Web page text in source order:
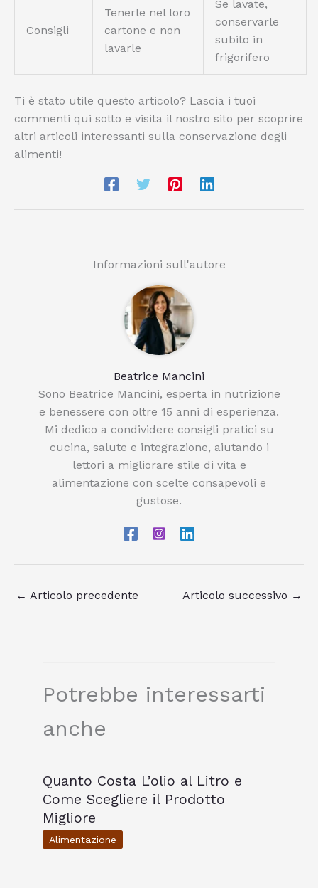
Consigli
Tenerle nel loro
cartone e non
lavarle
Se lavate,
conservarle
subito in
frigorifero
Ti è stato utile questo articolo? Lascia i tuoi
commenti qui sotto e visita il nostro sito per scoprire
altri articoli interessanti sulla conservazione degli
alimenti!
Informazioni sull'autore
Beatrice Mancini
Sono Beatrice Mancini, esperta in nutrizione
e benessere con oltre 15 anni di esperienza.
Mi dedico a condividere consigli pratici su
cucina, salute e integrazione, aiutando i
lettori a migliorare stile di vita e
alimentazione con scelte consapevoli e
gustose.
← Articolo precedente Articolo successivo →
Potrebbe interessarti
anche
Quanto Costa L’olio al Litro e
Come Scegliere il Prodotto
Migliore
Alimentazione